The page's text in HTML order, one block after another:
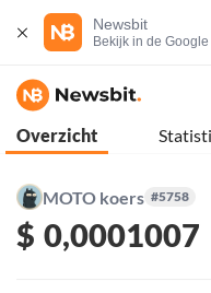
Newsbit
Bekijk in de
Overzicht
MOTO koers #5758
$ 0,0001007